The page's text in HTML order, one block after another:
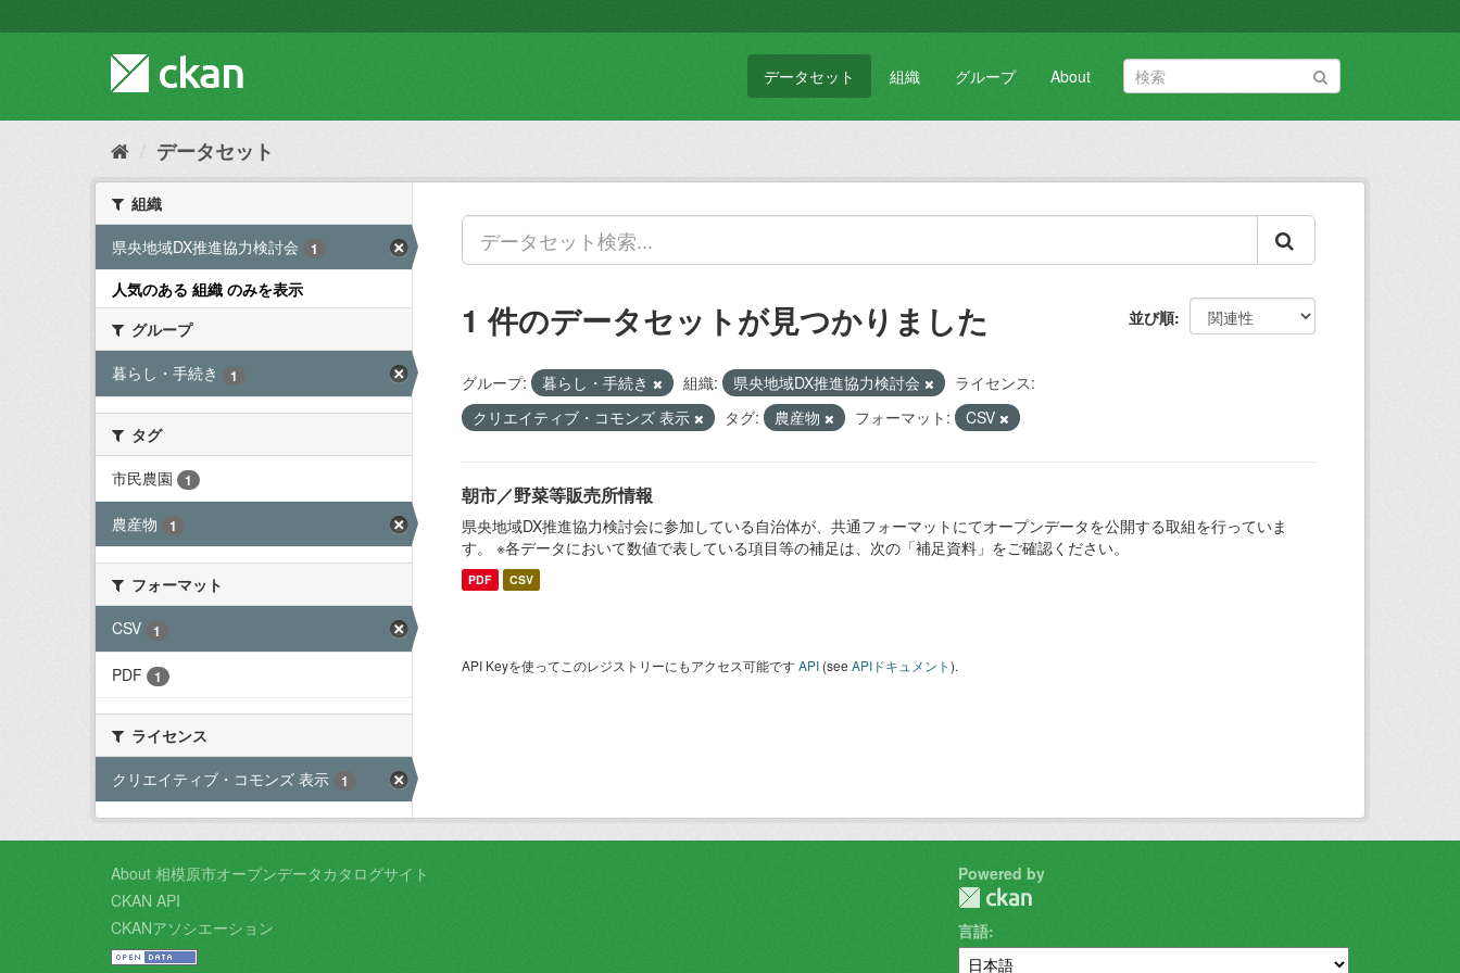
キ
て
データセット 組織 グループ About
データセット
組織
県央地域DX推進協力検討会
1
人気のある 組織 のみを表示
グループ
暮らし・手続き
1
タグ
市民農園
1
農産物 1
フォーマット
CSV
1
PDF 1
ライセンス
クリエイティブ・コモンズ 表示
1
並び順
1 件のデータセットが見つかりました
グループ: 暮らし・手続き 組織: 県央地域DX推進協力検討会
ライセンス:
クリエイティブ・コモンズ 表示
タグ: 農産物 フォーマット: CSV
朝市／野菜等販売所情報
県央地域DX推進協力検討会に参加している自治体が、共通フォーマットにてオープンデータを公開する取組を行っていま
す。 ※各データにおいて数値で表している項目等の補足は、次の「補足資料」をご確認ください。
PDF CSV
API Keyを使ってこのレジストリーにもアクセス可能ですAPI (see APIドキュメント).
About 相模原市オープンデータカタログサイト
CKAN API
CKANアソシエーション
Powered by
言語